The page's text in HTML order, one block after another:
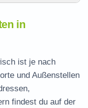
in
beantragen
Stelle
in
ist je nach
und Außenstellen
findest du auf der